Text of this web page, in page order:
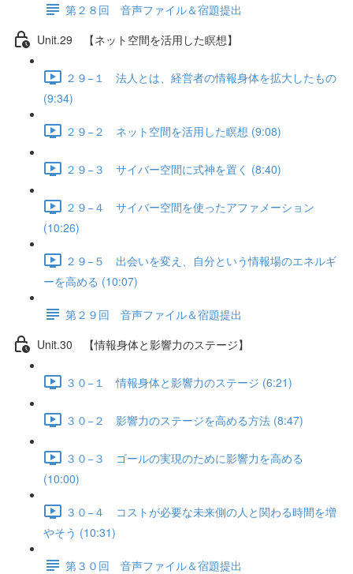
第２８回 音声ファイル＆宿題提出
Unit.29 【ネット空間を活用した瞑想】
２９−１ 法人とは、経営者の情報身体を拡大したもの
(9:34)
２９−２ ネット空間を活用した瞑想 (9:08)
２９−３ サイバー空間に式神を置く (8:40)
２９−４ サイバー空間を使ったアファメーション
(10:26)
２９−５ 出会いを変え、自分という情報場のエネルギ
ーを高める (10:07)
第２９回 音声ファイル＆宿題提出
Unit.30 【情報身体と影響力のステージ】
３０−１ 情報身体と影響力のステージ (6:21)
３０−２ 影響力のステージを高める方法 (8:47)
３０−３ ゴールの実現のために影響力を高める
(10:00)
３０−４ コストが必要な未来側の人と関わる時間を増
やそう (10:31)
第３０回 音声ファイル＆宿題提出